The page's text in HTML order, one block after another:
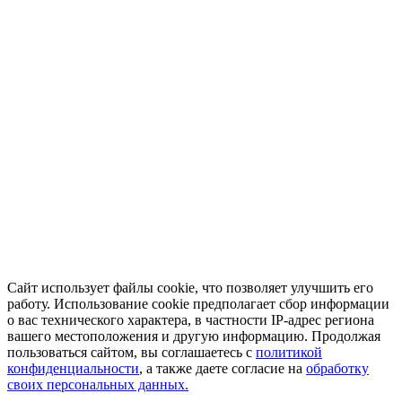
Сайт использует файлы cookie, что позволяет улучшить его
работу. Использование cookie предполагает сбор информации
о вас технического характера, в частности IP-адрес региона
вашего местоположения и другую информацию. Продолжая
пользоваться сайтом, вы соглашаетесь с политикой
конфиденциальности, а также даете согласие на обработку
своих персональных данных.